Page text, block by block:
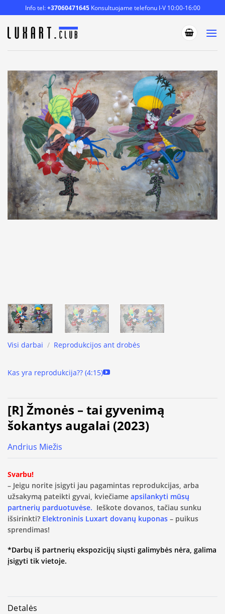
to
content
Info tel:+37060471645Konsultuojame telefonu I-V 10:00-16:00
Visi darbai / Reprodukcijos ant drobės
Kas yra reprodukcija?? (4:15)
[R] Žmonės – tai gyvenimą
šokantys augalai (2023)
Andrius Miežis
Svarbu!
– Jeigu norite įsigyti jau pagamintas reprodukcijas, arba
užsakymą pateikti gyvai, kviečiame apsilankyti mūsų
partnerių parduotuvėse. Ieškote dovanos, tačiau sunku
išsirinkti? Elektroninis Luxart dovanų kuponas – puikus
sprendimas!
*Darbų iš partnerių ekspozicijų siųsti galimybės nėra, galima
įsigyti tik vietoje.
Detalės